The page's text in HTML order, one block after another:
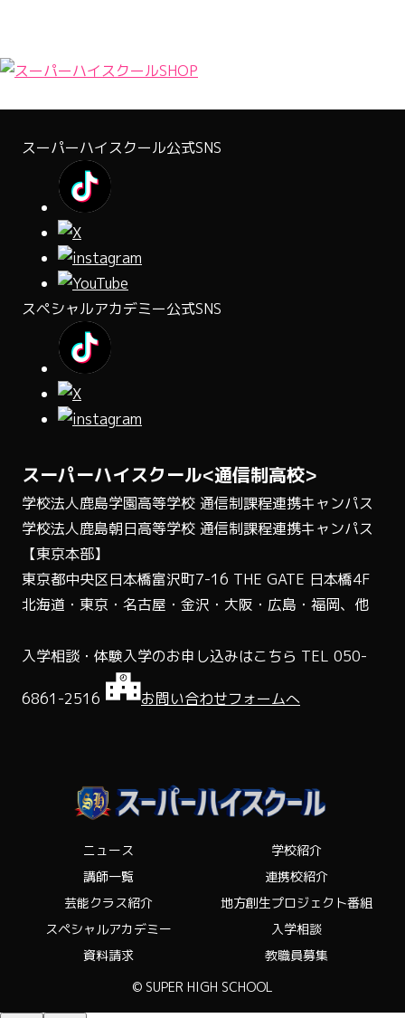
スーパーハイスクール公式SNS
スペシャルアカデミー公式SNS
スーパーハイスクール<通信制高校>
学校法人鹿島学園高等学校 通信制課程連携キャンパス
学校法人鹿島朝日高等学校 通信制課程連携キャンパス
【東京本部】
東京都中央区日本橋富沢町7-16 THE GATE 日本橋4F
北海道・東京・名古屋・金沢・大阪・広島・福岡、他
入学相談・体験入学のお申し込みはこちら TEL 050-
6861-2516 お問い合わせフォームへ
ニュース
学校紹介
講師一覧
連携校紹介
芸能クラス紹介
地方創生プロジェクト番組
スペシャルアカデミー
入学相談
資料請求
教職員募集
© SUPER HIGH SCHOOL